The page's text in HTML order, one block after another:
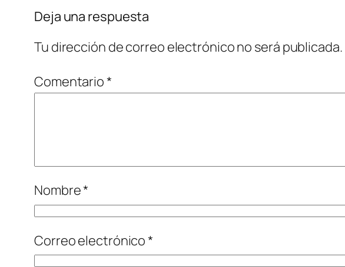
Deja una respuesta
Tu dirección de correo electrónico no será publicada.
Comentario*
Nombre*
Correo electrónico*